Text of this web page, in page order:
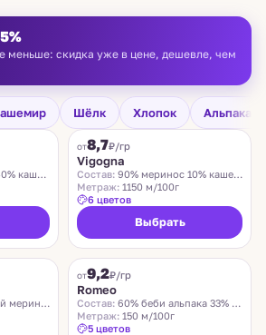
меньше: скидка уже в цене, дешевле, чем
Шёлк Хлопок Альпака
VIGOGNA
от8,7₽/гр
Vigogna
Состав: 90% меринос 10% кашемир
Метраж: 1150 м/100г
6 цветов
Выбрать
меринос
от9,2₽/гр
Romeo
Состав: 60% беби альпака 33% меринос 7% нейлон
Метраж: 150 м/100г
5 цветов